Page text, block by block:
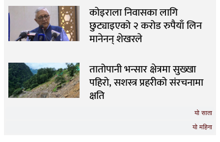
यो साता
यो महिना
कोइराला निवासका लागि
छुट्याइएको २ करोड रुपैयाँ लिन
मानेनन् शेखरले
तातोपानी भन्सार क्षेत्रमा सुख्खा
पहिरो, सशस्त्र प्रहरीको संरचनामा
क्षति